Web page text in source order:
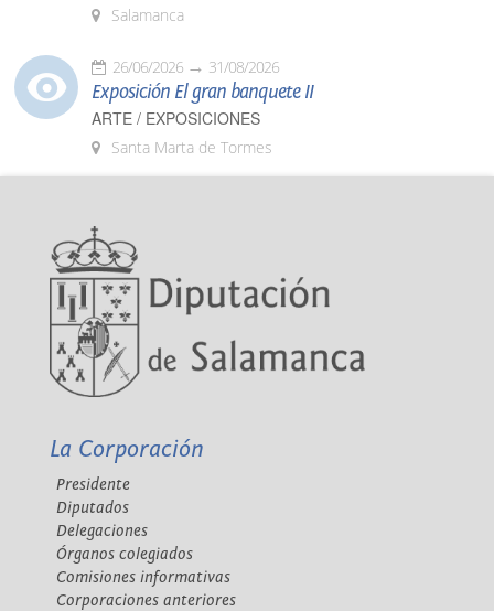
Salamanca
26/06/2026 31/08/2026
Exposición El gran banquete II
ARTE / EXPOSICIONES
Santa Marta de Tormes
La Corporación
Presidente
Diputados
Delegaciones
Órganos colegiados
Comisiones informativas
Corporaciones anteriores